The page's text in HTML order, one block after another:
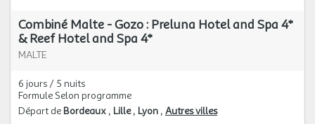
Combiné Malte - Gozo : Preluna Hotel and Spa 4*
& Reef Hotel and Spa 4*
MALTE
6 jours / 5 nuits
Formule Selon programme
Départ de Bordeaux Lille Lyon Autres villes